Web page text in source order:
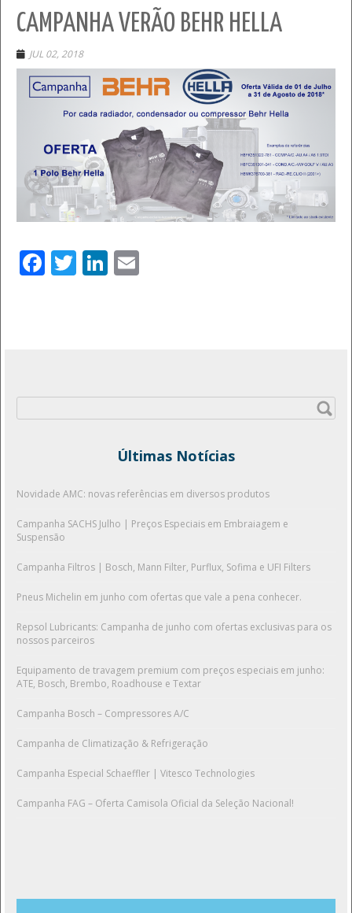
CAMPANHA VERÃO BEHR HELLA
JUL 02, 2018
Facebook
TwitterLinkedIn
por:
Últimas Notícias
Novidade AMC: novas referências em diversos produtos
Campanha SACHS Julho | Preços Especiais em Embraiagem e
Suspensão
Campanha Filtros | Bosch, Mann Filter, Purflux, Sofima e UFI Filters
Pneus Michelin em junho com ofertas que vale a pena conhecer.
Repsol Lubricants: Campanha de junho com ofertas exclusivas para os
nossos parceiros
Equipamento de travagem premium com preços especiais em junho:
ATE, Bosch, Brembo, Roadhouse e Textar
Campanha Bosch – Compressores A/C
Campanha de Climatização & Refrigeração
Campanha Especial Schaeffler | Vitesco Technologies
Campanha FAG – Oferta Camisola Oficial da Seleção Nacional!